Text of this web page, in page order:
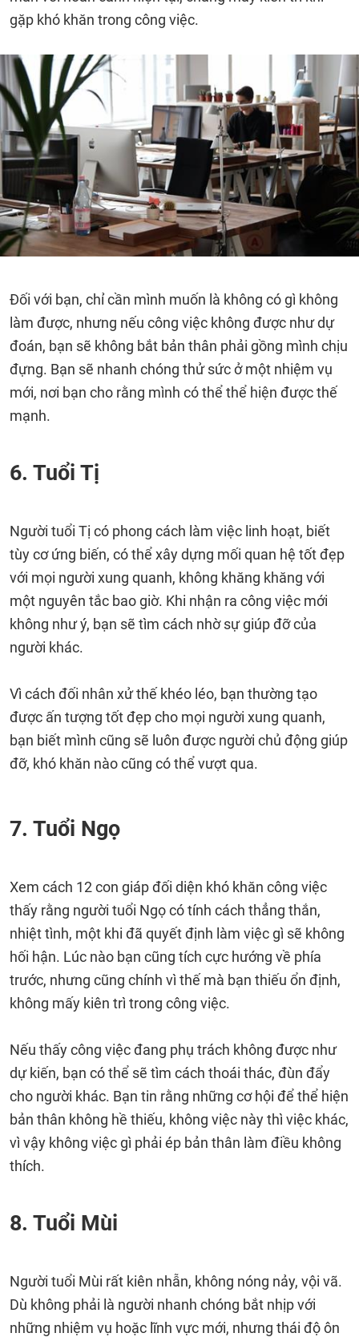
gặp khó khăn trong công việc.
Đối với bạn, chỉ cần mình muốn là không có gì không
làm được, nhưng nếu công việc không được như dự
đoán, bạn sẽ không bắt bản thân phải gồng mình chịu
đựng. Bạn sẽ nhanh chóng thử sức ở một nhiệm vụ
mới, nơi bạn cho rằng mình có thể thể hiện được thế
mạnh.
6. Tuổi Tị
Người tuổi Tị có phong cách làm việc linh hoạt, biết
tùy cơ ứng biến, có thể xây dựng mối quan hệ tốt đẹp
với mọi người xung quanh, không khăng khăng với
một nguyên tắc bao giờ. Khi nhận ra công việc mới
không như ý, bạn sẽ tìm cách nhờ sự giúp đỡ của
người khác.
Vì cách đối nhân xử thế khéo léo, bạn thường tạo
được ấn tượng tốt đẹp cho mọi người xung quanh,
bạn biết mình cũng sẽ luôn được người chủ động giúp
đỡ, khó khăn nào cũng có thể vượt qua.
7. Tuổi Ngọ
Xem cách 12 con giáp đối diện khó khăn công việc
thấy rằng người tuổi Ngọ có tính cách thẳng thắn,
nhiệt tình, một khi đã quyết định làm việc gì sẽ không
hối hận. Lúc nào bạn cũng tích cực hướng về phía
trước, nhưng cũng chính vì thế mà bạn thiếu ổn định,
không mấy kiên trì trong công việc.
Nếu thấy công việc đang phụ trách không được như
dự kiến, bạn có thể sẽ tìm cách thoái thác, đùn đẩy
cho người khác. Bạn tin rằng những cơ hội để thể hiện
bản thân không hề thiếu, không việc này thì việc khác,
vì vậy không việc gì phải ép bản thân làm điều không
thích.
8. Tuổi Mùi
Người tuổi Mùi rất kiên nhẫn, không nóng nảy, vội vã.
Dù không phải là người nhanh chóng bắt nhịp với
những nhiệm vụ hoặc lĩnh vực mới, nhưng thái độ ôn